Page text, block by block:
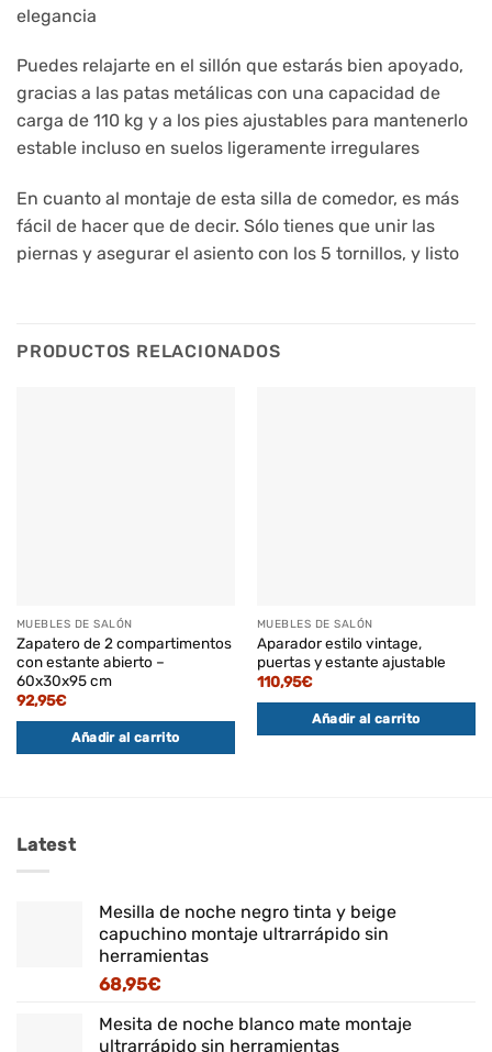
elegancia
Puedes relajarte en el sillón que estarás bien apoyado,
gracias a las patas metálicas con una capacidad de
carga de 110 kg y a los pies ajustables para mantenerlo
estable incluso en suelos ligeramente irregulares
En cuanto al montaje de esta silla de comedor, es más
fácil de hacer que de decir. Sólo tienes que unir las
piernas y asegurar el asiento con los 5 tornillos, y listo
PRODUCTOS RELACIONADOS
MUEBLES DE SALÓN
Zapatero de 2 compartimentos
con estante abierto –
60x30x95 cm
92,95€
Añadir al carrito
MUEBLES DE SALÓN
Aparador estilo vintage,
puertas y estante ajustable
110,95€
Añadir al carrito
Latest
Mesilla de noche negro tinta y beige
capuchino montaje ultrarrápido sin
herramientas
68,95€
Mesita de noche blanco mate montaje
ultrarrápido sin herramientas